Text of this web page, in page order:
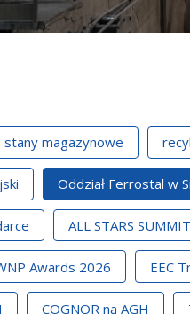
stany magazynowe
Oddział Ferrostal w
ALL STARS SUMMIT
Awards 2026 EEC
COGNOR na AGH